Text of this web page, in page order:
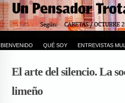
BIENVENIDO QUÉ SOY ENTREVISTAS
El arte del silencio. La
limeño